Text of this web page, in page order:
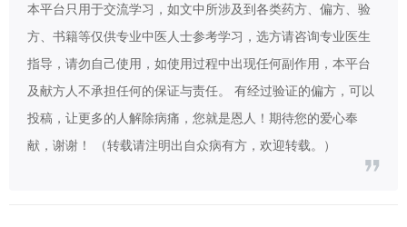
本平台只用于交流学习，如文中所涉及到各类药方、偏方、验
方、书籍等仅供专业中医人士参考学习，选方请咨询专业医生
指导，请勿自己使用，如使用过程中出现任何副作用，本平台
及献方人不承担任何的保证与责任。 有经过验证的偏方，可以
投稿，让更多的人解除病痛，您就是恩人！期待您的爱心奉
献，谢谢！ （转载请注明出自众病有方，欢迎转载。）